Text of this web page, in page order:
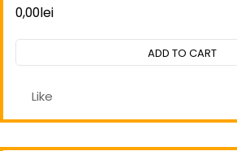
0,00lei
ADD TO CART
Like